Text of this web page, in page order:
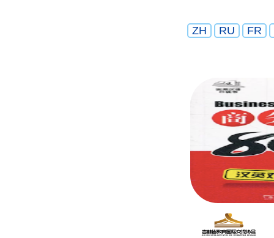
ZH RU FR